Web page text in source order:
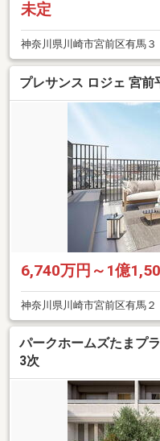
未定
神奈川県川崎市宮前区有馬３
プレサンス ロジェ 宮
6,740万円～1億
神奈川県川崎市宮前区有馬２
パークホームズたまプ
3次